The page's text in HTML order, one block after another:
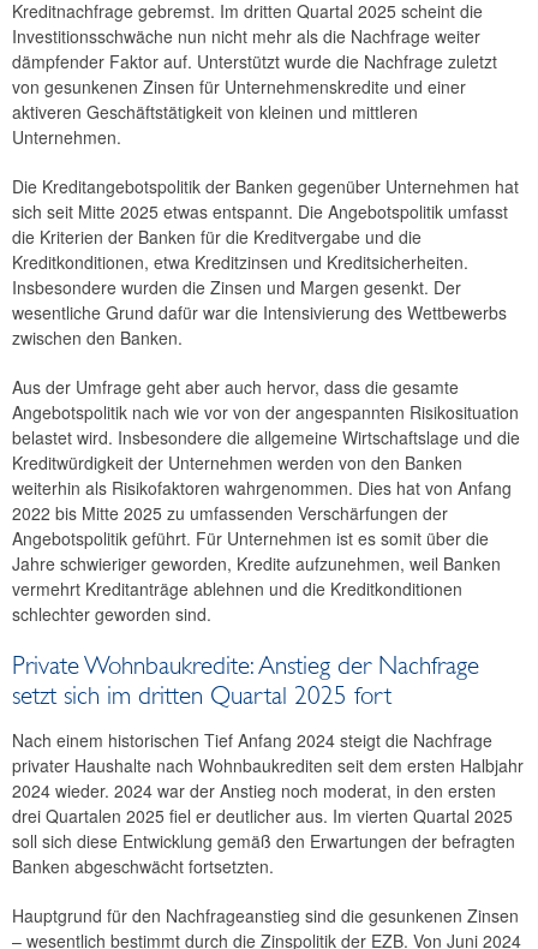
Kreditnachfrage gebremst. Im dritten Quartal 2025 scheint die
Investitionsschwäche nun nicht mehr als die Nachfrage weiter
dämpfender Faktor auf. Unterstützt wurde die Nachfrage zuletzt
von gesunkenen Zinsen für Unternehmenskredite und einer
aktiveren Geschäftstätigkeit von kleinen und mittleren
Unternehmen.
Die Kreditangebotspolitik der Banken gegenüber Unternehmen hat
sich seit Mitte 2025 etwas entspannt. Die Angebotspolitik umfasst
die Kriterien der Banken für die Kreditvergabe und die
Kreditkonditionen, etwa Kreditzinsen und Kreditsicherheiten.
Insbesondere wurden die Zinsen und Margen gesenkt. Der
wesentliche Grund dafür war die Intensivierung des Wettbewerbs
zwischen den Banken.
Aus der Umfrage geht aber auch hervor, dass die gesamte
Angebotspolitik nach wie vor von der angespannten Risikosituation
belastet wird. Insbesondere die allgemeine Wirtschaftslage und die
Kreditwürdigkeit der Unternehmen werden von den Banken
weiterhin als Risikofaktoren wahrgenommen. Dies hat von Anfang
2022 bis Mitte 2025 zu umfassenden Verschärfungen der
Angebotspolitik geführt. Für Unternehmen ist es somit über die
Jahre schwieriger geworden, Kredite aufzunehmen, weil Banken
vermehrt Kreditanträge ablehnen und die Kreditkonditionen
schlechter geworden sind.
Private Wohnbaukredite: Anstieg der Nachfrage
setzt sich im dritten Quartal 2025 fort
Nach einem historischen Tief Anfang 2024 steigt die Nachfrage
privater Haushalte nach Wohnbaukrediten seit dem ersten Halbjahr
2024 wieder. 2024 war der Anstieg noch moderat, in den ersten
drei Quartalen 2025 fiel er deutlicher aus. Im vierten Quartal 2025
soll sich diese Entwicklung gemäß den Erwartungen der befragten
Banken abgeschwächt fortsetzten.
Hauptgrund für den Nachfrageanstieg sind die gesunkenen Zinsen
– wesentlich bestimmt durch die Zinspolitik der EZB. Von Juni 2024